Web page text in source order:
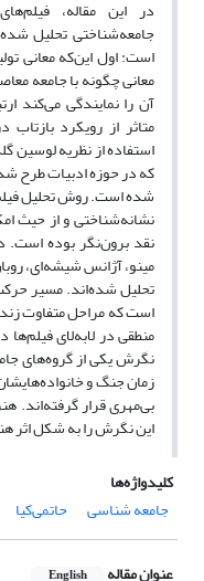
در این مقاله،
جامعه‌شناختی تحلیل
است: اول این‌که معانی
معانی چگونه با جامعه
آن را نمایندگی می‌کند
متاثر از رویکرد
استفاده از نظریه لوسین
که در حوزه ادبیات طرح
شده است. روش تحلیل
نشانه‌شناختی و از حیث
نقد برون‌نگر بوده است.
مینو، آژانس شیشه‌ای،
تحلیل شده‌اند. مسیر
است که مراحل متفاوت
منطقی در لابه‌لای
نگرش یکی از گروه‌های
زمان جنگ و
بی‌مهری قرار گرفته‌اند.
این نگرش را به شکل اثر
کلیدواژه‌ها
جامعه شناسی
حاتمی‌کیا
عنوان مقاله English